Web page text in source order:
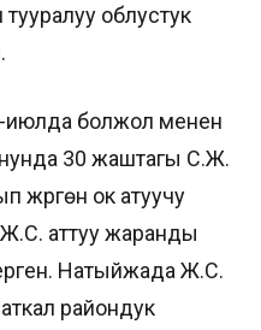
тууралуу облустук
июлда болжол менен
30 жаштагы С.Ж.
жүргөн ок атуучу
аттуу жаранды
Натыйжада Ж.С.
райондук